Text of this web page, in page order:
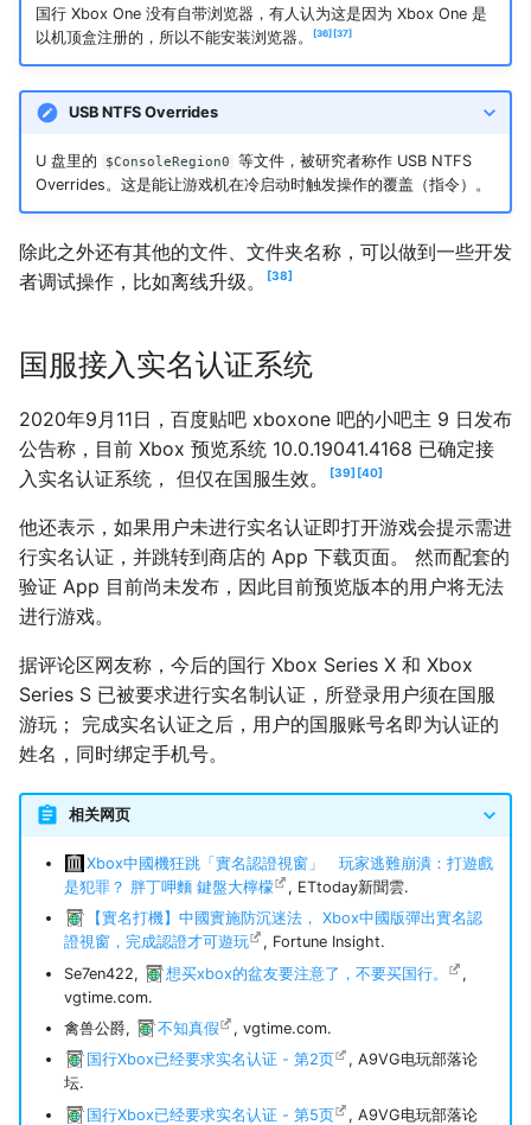
国行 Xbox One 没有自带浏览器，有人认为这是因为 Xbox One 是
以机顶盒注册的，所以不能安装浏览器。
36 37
USB NTFS Overrides
U 盘里的 $ConsoleRegion0
等文件，被研究者称作 USB NTFS
Overrides。这是能让游戏机在冷启动时触发操作的覆盖（指令）。
除此之外还有其他的文件、文件夹名称，可以做到一些开发
者调试操作，比如离线升级。
38
国服接入实名认证系统
2020年9月11日，百度贴吧 xboxone 吧的小吧主 9 日发布
公告称，目前 Xbox 预览系统 10.0.19041.4168 已确定接
入实名认证系统， 但仅在国服生效。
39 40
他还表示，如果用户未进行实名认证即打开游戏会提示需进
行实名认证，并跳转到商店的 App 下载页面。 然而配套的
验证 App 目前尚未发布，因此目前预览版本的用户将无法
进行游戏。
据评论区网友称，今后的国行 Xbox Series X 和 Xbox
Series S 已被要求进行实名制认证，所登录用户须在国服
游玩； 完成实名认证之后，用户的国服账号名即为认证的
姓名，同时绑定手机号。
相关网页
Xbox中國機狂跳「實名認證視窗」 玩家逃難崩潰：打遊戲
是犯罪？ 胖丁呷麵 鍵盤大檸檬
, ETtoday新聞雲.
【實名打機】中國實施防沉迷法， Xbox中國版彈出實名認
證視窗，完成認證才可遊玩
, Fortune Insight.
Se7en422,
想买xbox的盆友要注意了，不要买国行。
,
vgtime.com.
禽兽公爵,
不知真假
, vgtime.com.
国行Xbox已经要求实名认证 - 第2页
, A9VG电玩部落论
坛.
国行Xbox已经要求实名认证 - 第5页
, A9VG电玩部落论